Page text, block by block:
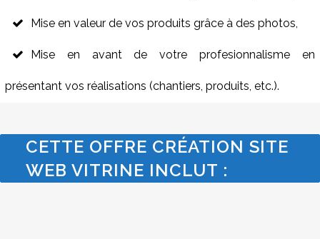
Mise en valeur de vos produits grâce à des photos,
Mise en avant de votre profesionnalisme en
présentant vos réalisations (chantiers, produits, etc.).
CETTE OFFRE CRÉATION SITE
WEB VITRINE INCLUT :